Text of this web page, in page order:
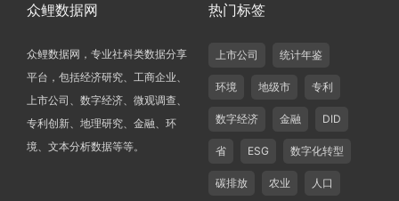
众鲤数据网
众鲤数据网，专业社科类数据分享
平台，包括经济研究、工商企业、
上市公司、数字经济、微观调查、
专利创新、地理研究、金融、环
境、文本分析数据等等。
热门标签
上市公司 统计年鉴
环境 地级市 专利
数字经济 金融 DID
省 ESG 数字化转型
碳排放 农业 人口